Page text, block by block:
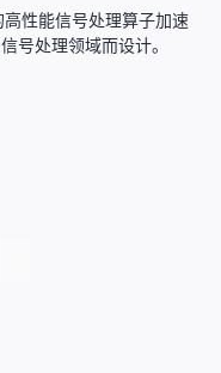
性能信号处理算子加速
号处理领域而设计。